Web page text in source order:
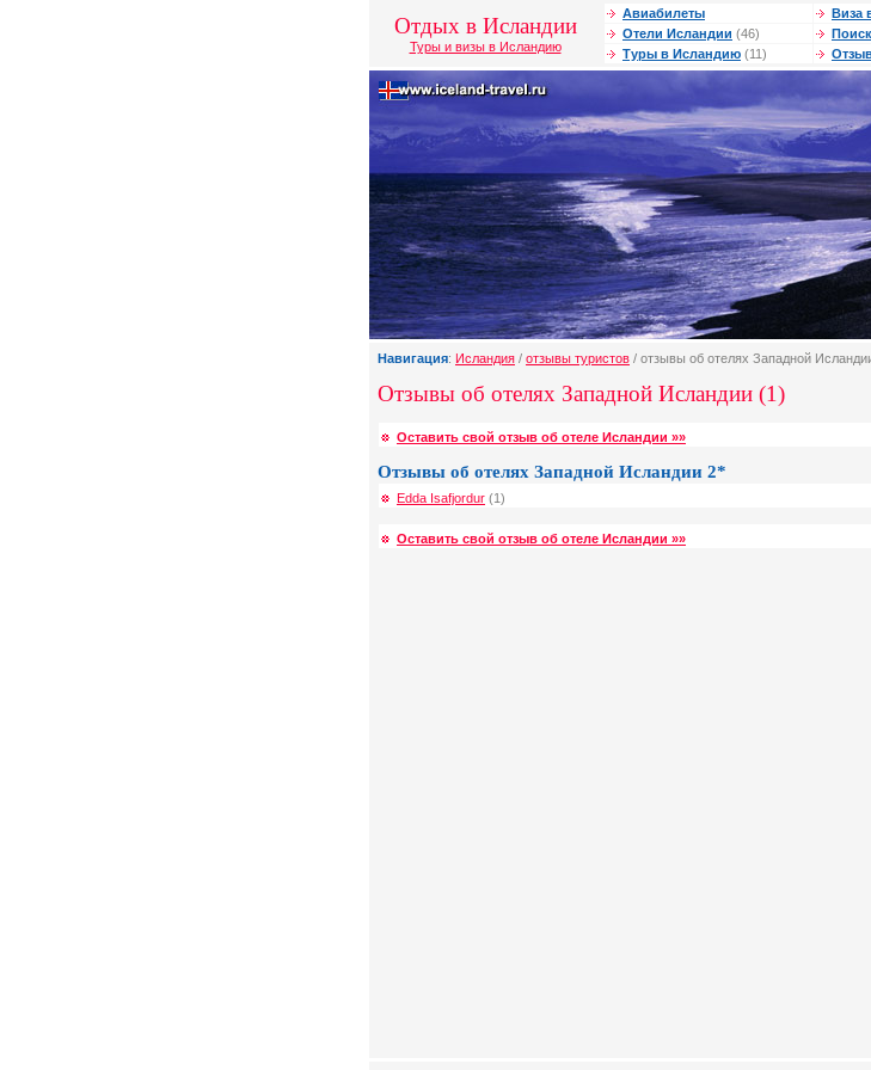
Отдых в Исландии
Туры и визы в Исландию
Авиабилеты Виза
Отели Исландии (46)
Туры в Исландию (11)
Навигация: Исландия / отзывы туристов / отзывы об отелях Западной
Отзывы об отелях Западной Исландии (1)
Оставить свой отзыв об отеле Исландии »»
Отзывы об отелях Западной Исландии 2*
Edda Isafjordur (1)
Оставить свой отзыв об отеле Исландии »»